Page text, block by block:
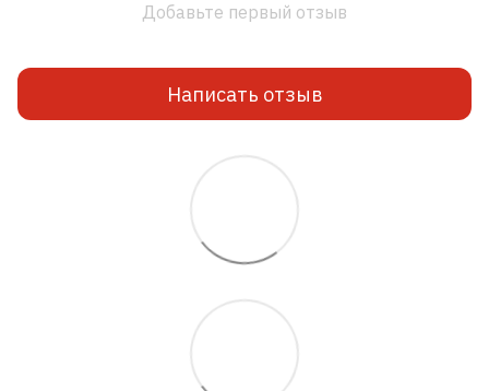
Добавьте первый отзыв
Написать отзыв